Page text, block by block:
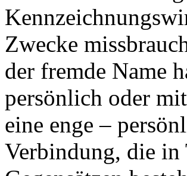
Zwecke
der fremde Name
persönlich oder
eine enge –
Verbindung, die in